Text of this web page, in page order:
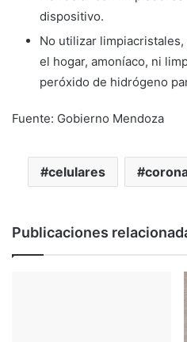
dispositivo.
No utilizar
el hogar, amoníaco, ni
peróxido de hidrógeno
Fuente: Gobierno Mendoza
celulares
Publicaciones